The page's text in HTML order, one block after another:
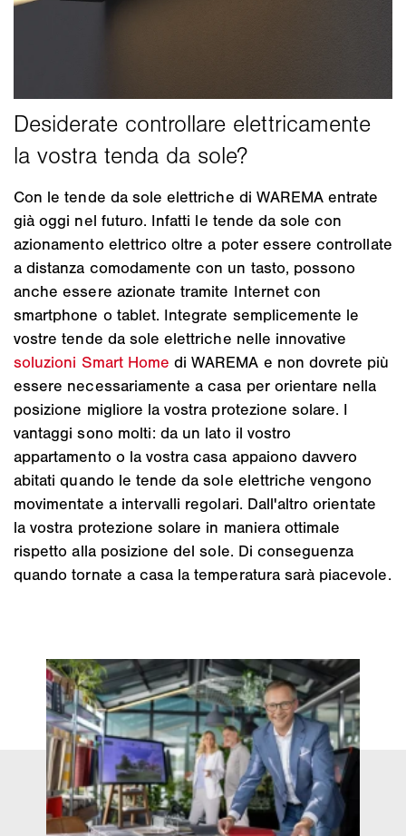
Con le tende da sole elettriche di WAREMA entrate
già oggi nel futuro. Infatti le tende da sole con
azionamento elettrico oltre a poter essere controllate
a distanza comodamente con un tasto, possono
anche essere azionate tramite Internet con
smartphone o tablet. Integrate semplicemente le
vostre tende da sole elettriche nelle innovative
soluzioni Smart Home di WAREMA e non dovrete più
essere necessariamente a casa per orientare nella
posizione migliore la vostra protezione solare. I
vantaggi sono molti: da un lato il vostro
appartamento o la vostra casa appaiono davvero
abitati quando le tende da sole elettriche vengono
movimentate a intervalli regolari. Dall'altro orientate
la vostra protezione solare in maniera ottimale
rispetto alla posizione del sole. Di conseguenza
quando tornate a casa la temperatura sarà piacevole.